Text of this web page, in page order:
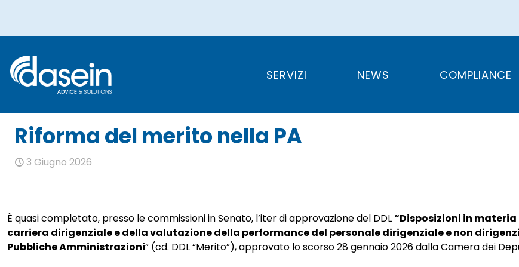
SERVIZI NEWS COMPLIANCE
Riforma del merito
Riforma del merito nella PA
3 Giugno 2026
È quasi completato, presso le commissioni in Senato, l’iter di approvazione del DDL“Disposizioni in
carriera dirigenziale e della valutazione della performance del personale dirigenziale e non
Pubbliche Amministrazioni” (cd. DDL “Merito”), approvato lo scorso 28 gennaio 2026 dalla Camera dei